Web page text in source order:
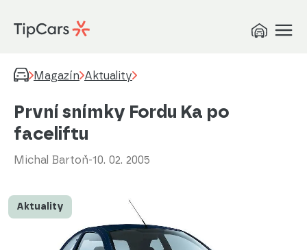
Magazín Aktuality
První snímky Fordu Ka po
faceliftu
Michal Bartoň-10. 02. 2005
Aktuality